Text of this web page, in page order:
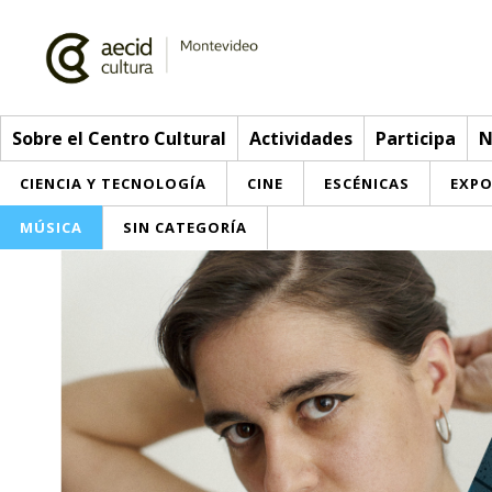
Sobre el Centro Cultural Actividades Participa
CIENCIA Y TECNOLOGÍA CINE ESCÉNICAS
MÚSICA SIN CATEGORÍA
Sobre el Centro Cultural
Visítanos
> Go to Actividades
Inscriptions
Envíanos tu propuesta
Buzón de sugerencias
Convocatorias